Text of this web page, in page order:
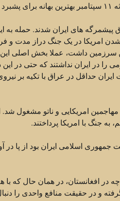
پیشمرگه های ایران شدند. حمله
امریکا در یک جنگ دراز مدت و
سرزمین داشت، عملا بخش اصلی
را در ایران نداشتند که حتی در
حداقل در عراق با تکیه بر
مهاجمین امریکایی و ناتو مشغول شد.
جنگ با امریکا پرداختند.
جمهوری اسلامی ایران بود از پا
در افغانستان، در همان حال که
و در حقیقت منافع واحدی را